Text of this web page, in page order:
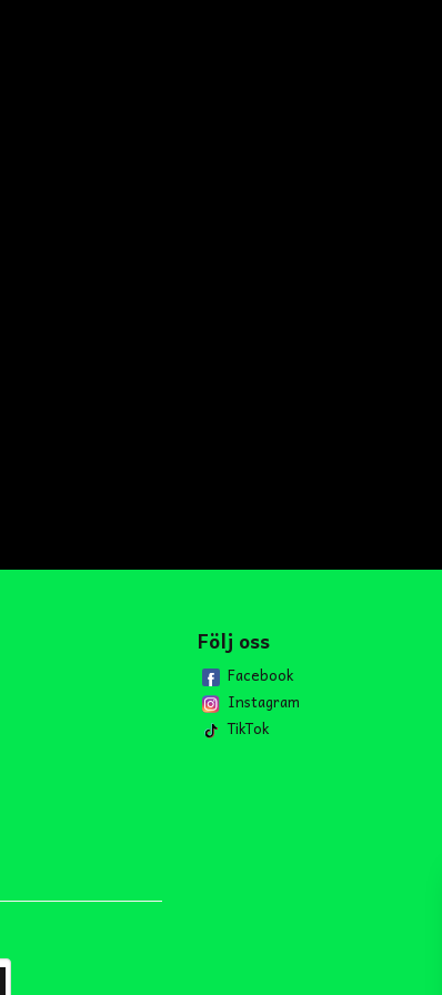
Följ oss
Facebook
Instagram
TikTok